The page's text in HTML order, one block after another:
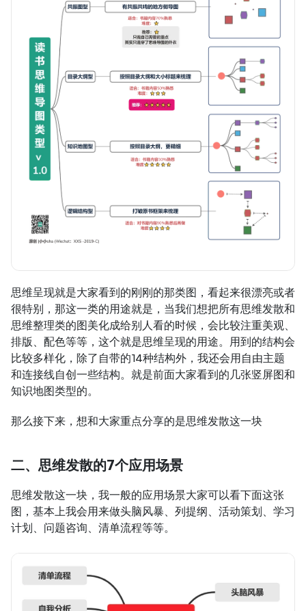
思维呈现就是大家看到的刚刚的那类图，看起来很漂亮或者
很特别，那这一类的用途就是，当我们想把所有思维发散和
思维整理类的图美化成给别人看的时候，会比较注重美观、
排版、配色等等，这个就是思维呈现的用途。用到的结构会
比较多样化，除了自带的14种结构外，我还会用自由主题
和连接线自创一些结构。就是前面大家看到的几张竖屏图和
知识地图类型的。
那么接下来，想和大家重点分享的是思维发散这一块
二、思维发散的7个应用场景
思维发散这一块，我一般的应用场景大家可以看下面这张
图，基本上我会用来做头脑风暴、列提纲、活动策划、学习
计划、问题咨询、清单流程等等。